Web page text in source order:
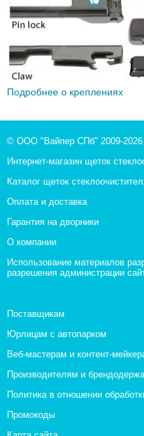
Подробнее о креплениях
© ООО "Вайпер СПб" 2009-2026
Интернет-магазин щеток
Каталог щеток
Оплата и доставка
Гарантия на дворники
О компании
Использование материалов
разрешения администрации
Поставщикам
Юрлицам с автопарком
Веб-мастерам и контент-
Производителям и
Политика в отношении
Промокоды